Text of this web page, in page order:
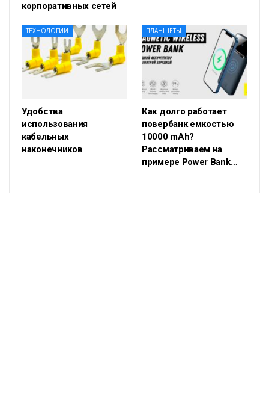
корпоративных сетей
ТЕХНОЛОГИИ
Удобства
использования
кабельных
наконечников
ПЛАНШЕТЫ
Как долго работает
повербанк емкостью
10000 mAh?
Рассматриваем на
примере Power Bank…